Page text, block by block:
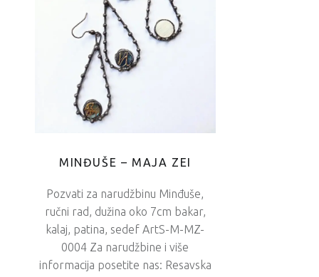
MINĐUŠE – MAJA ZEI
Pozvati za narudžbinu Minđuše,
ručni rad, dužina oko 7cm bakar,
kalaj, patina, sedef ArtS-M-MZ-
0004 Za narudžbine i više
informacija posetite nas: Resavska